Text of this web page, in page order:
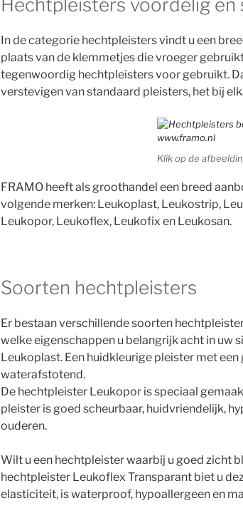
Hechtpleisters voordelig
In de categorie hechtpleisters vindt u een
plaats van de klemmetjes die vroeger
tegenwoordig hechtpleisters voor gebruikt.
verstevigen van standaard pleisters, het bij
Klik op de
FRAMO heeft als groothandel een breed
volgende merken: Leukoplast, Leukostrip,
Leukopor, Leukoflex, Leukofix en Leukosan.
Soorten hechtpleisters
Er bestaan verschillende soorten
welke eigenschappen u belangrijk acht in uw
Leukoplast. Een huidkleurige pleister met
waterafstotend.
De hechtpleister Leukopor is speciaal
pleister is goed scheurbaar, huidvriendelijk,
ouderen.
Wilt u een hechtpleister waarbij u goed zicht
hechtpleister Leukoflex Transparant biet u
elasticiteit, is waterproof, hypoallergeen en